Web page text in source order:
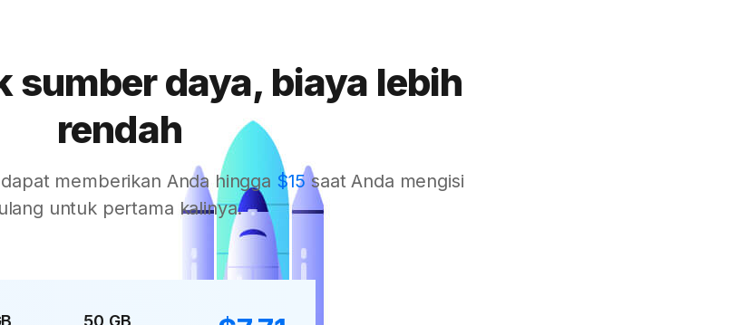
sumber daya, biaya lebih
rendah
memberikan Anda hingga $15 saat Anda mengisi
ulang untuk pertama kalinya.
50 GB